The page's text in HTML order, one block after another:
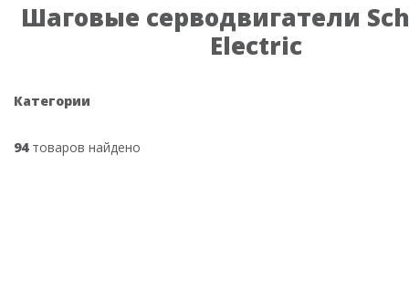
Шаговые серводвигатели
Electric
Категории
94товаров найдено